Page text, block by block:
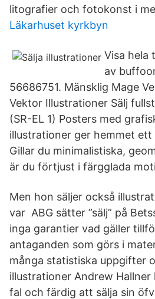
litografier och fotokonst i
Läkarhuset kyrkbyn
Visa hela
av
56686751. Mänsklig Mage
Vektor Illustrationer Sälj
(SR-EL 1) Posters med
illustrationer ger hemmet
Gillar du minimalistiska,
är du förtjust i färgglada
Men hon säljer också
var ABG sätter ”sälj” på
inga garantier vad gäller
antaganden som görs i
många statistiska uppgifter
illustrationer Andrew
fal och färdig att sälja sin